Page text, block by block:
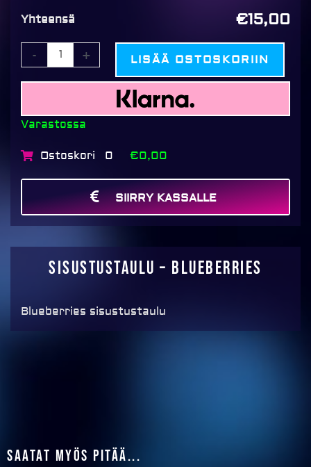
Yhteensä €15,00
- + LISÄÄ OSTOSKORIIN
Varastossa
Ostoskori 0 €0,00
SIIRRY KASSALLE
Sisustustaulu – Blueberries
Blueberries sisustustaulu
Saatat myös pitää...